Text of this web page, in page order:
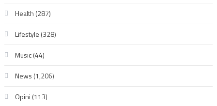
Health (287)
Lifestyle (328)
Music(44)
News (1,206)
Opini (113)